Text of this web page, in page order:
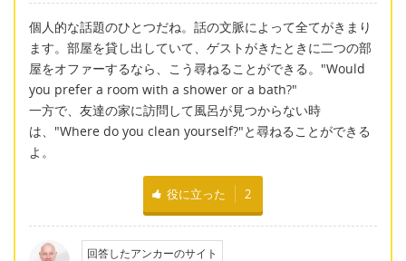
個人的な話題のひとつだね。話の文脈によって全てがきまり
ます。部屋を貸し出していて、ゲストがきたときに二つの部
屋をオファーするなら、こう尋ねることができる。"Would
you prefer a room with a shower or a bath?"
一方で、友達の家に訪問して風呂が見つからない時
は、"Where do you clean yourself?"と尋ねることができる
よ。
役に立った 2
回答したアンカーのサイト